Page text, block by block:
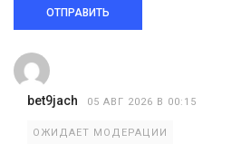
ОТПРАВИТЬ
bet9jach 05 АВГ 2026 В 00:15
ОЖИДАЕТ МОДЕРАЦИИ